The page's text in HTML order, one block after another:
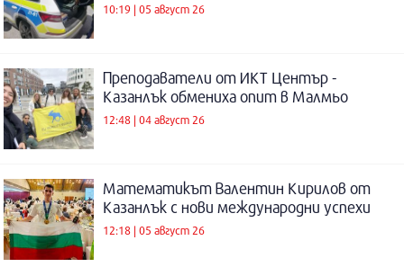
10:19 | 05 август 26
Преподаватели от ИКТ Център -
Казанлък обмениха опит в Малмьо
12:48 | 04 август 26
Математикът Валентин Кирилов от
Казанлък с нови международни успехи
12:18 | 05 август 26